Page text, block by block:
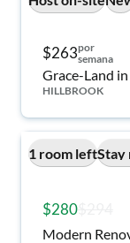
$263por
semana
Grace-Land
HILLBROOK
1 room leftStay
$280
Modern